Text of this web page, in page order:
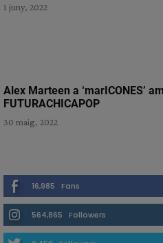
1 juny, 2022
Alex Marteen a ‘marICONES’
FUTURACHICAPOP
30 maig, 2022
16,985 Fans
564,865 Followers